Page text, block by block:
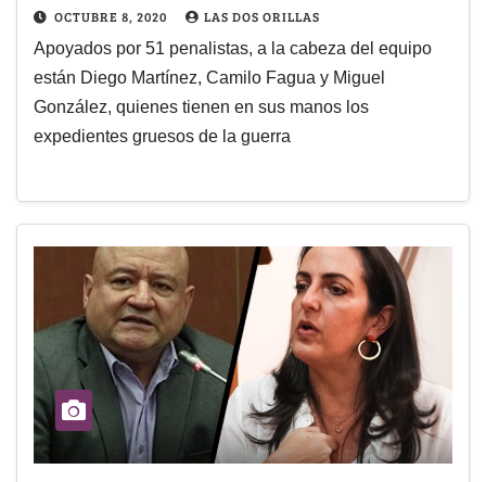
OCTUBRE 8, 2020 LAS DOS ORILLAS
Apoyados por 51 penalistas, a la cabeza del equipo
están Diego Martínez, Camilo Fagua y Miguel
González, quienes tienen en sus manos los
expedientes gruesos de la guerra